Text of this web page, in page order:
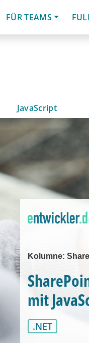
FÜR TEAMS
JavaScript
Kolumne:
mit
.NET